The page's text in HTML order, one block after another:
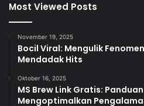
Most Viewed Posts
November 19, 2025
Bocil Viral: Mengulik
Mendadak Hits
Oktober 16, 2025
MS Brew Link Gratis:
Mengoptimalkan